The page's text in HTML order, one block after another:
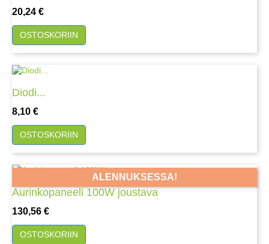
Hinta
20,24 €
OSTOSKORIIN
Diodi...
Hinta
8,10 €
OSTOSKORIIN
Aurinkopaneeli 100W joustava
Hinta
130,56 €
ALENNUKSESSA!
OSTOSKORIIN